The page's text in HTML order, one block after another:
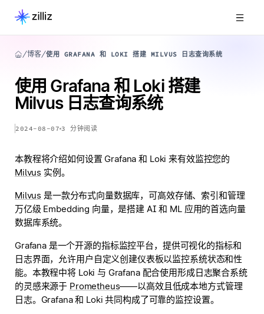
博客 使用 GRAFANA 和 LOKI 搭建 MILVUS 日志查询系统
使用 Grafana 和 Loki 搭建
Milvus 日志查询系统
2024-08-07 3 分钟阅读
本教程将介绍如何设置 Grafana 和 Loki 来有效监控您的
Milvus 实例。
Milvus 是一款分布式向量数据库，可高效存储、索引和管理
万亿级 Embedding 向量，是搭建 AI 和 ML 应用的首选向量
数据库系统。
Grafana 是一个开源的指标监控平台，提供可视化的指标和
日志界面，允许用户自定义创建仪表板以监控系统状态和性
能。本教程中将 Loki 与 Grafana 配合使用形成日志聚合系统
的灵感来源于 Prometheus——以高效且低成本地方式管理
日志。Grafana 和 Loki 共同构成了可靠的监控设置。